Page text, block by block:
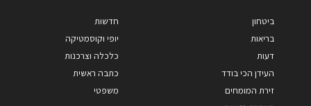
ביטחון
בריאות
דעות
העידן הכי בודד
זירת המומחים
חדשות
יופי וקוסמטיקה
כלכלה וצרכנות
כתבה ראשית
משפטי